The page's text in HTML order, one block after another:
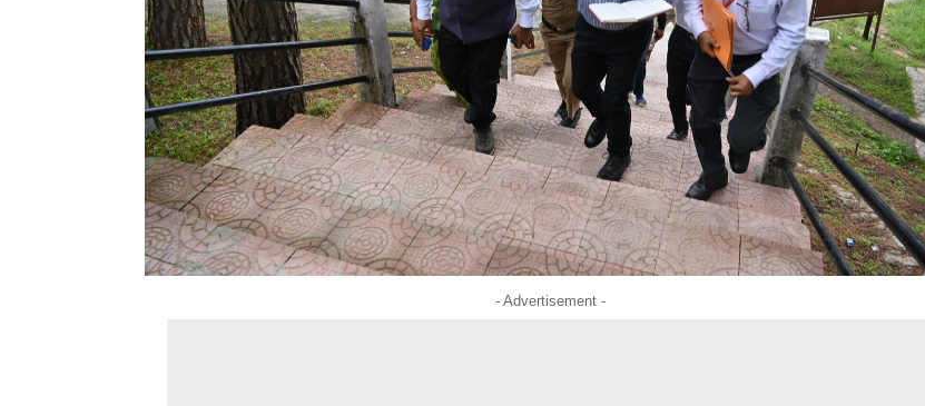
- Advertisement -